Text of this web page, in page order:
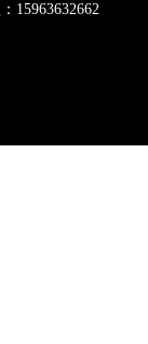
15963632662